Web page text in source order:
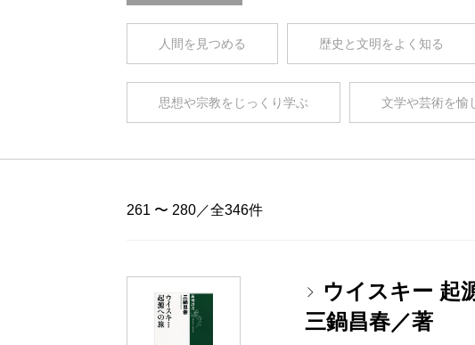
人間を見つめる 歴史と文明をよく知る
思想や宗教をじっくり学ぶ 文学や芸術を愉
261 〜 280／全346件
ウイスキー 起
三鍋昌春／著